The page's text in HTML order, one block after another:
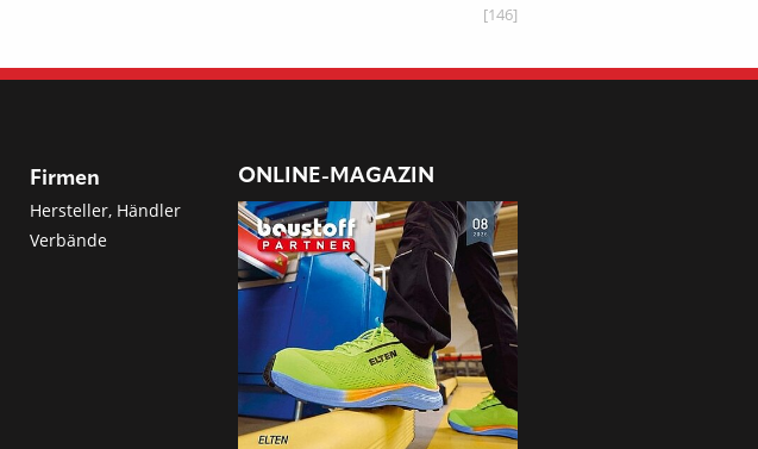
[146]
Firmen
Hersteller, Händler
Verbände
ONLINE-MAGAZIN